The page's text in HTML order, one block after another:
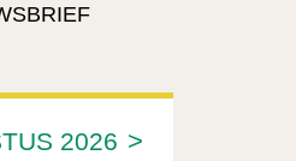
>
2026